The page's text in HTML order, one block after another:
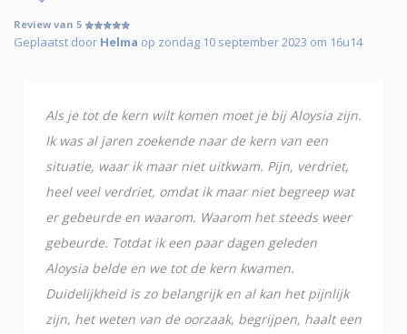
Review van 5
Geplaatst door Helma op zondag 10 september 2023 om 16u14
Als je tot de kern wilt komen moet je bij Aloysia zijn.
Ik was al jaren zoekende naar de kern van een
situatie, waar ik maar niet uitkwam. Pijn, verdriet,
heel veel verdriet, omdat ik maar niet begreep wat
er gebeurde en waarom. Waarom het steeds weer
gebeurde. Totdat ik een paar dagen geleden
Aloysia belde en we tot de kern kwamen.
Duidelijkheid is zo belangrijk en al kan het pijnlijk
zijn, het weten van de oorzaak, begrijpen, haalt een